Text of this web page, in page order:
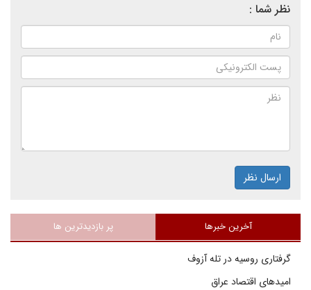
نظر شما :
ارسال نظر
آخرین خبرها پر بازدیدترین ها
گرفتاری روسیه در تله آزوف
امیدهای اقتصاد عراق